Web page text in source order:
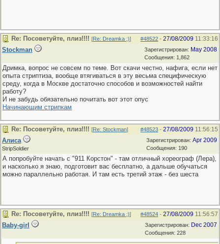
#48522 - 27/08/2009 11:33:16
Re: Посоветуйте, плиз!!!! [Re: Dreamka ;)]
Зарегистрирован: May 2008
Сообщения: 1,862
Stockman
Дримка, вопрос не совсем по теме. Вот скачи честно, нафига, если нет
опыта стриптиза, вообще втягиваться в эту весьма специфическую
среду, когда в Москве достаточно способов и возможностей найти
работу?
И не забудь обязательно почитать вот этот опус
Начинающим стрипкам
#48523 - 27/08/2009 11:56:15
Re: Посоветуйте, плиз!!!! [Re: Stockman]
Зарегистрирован: Apr 2009
Сообщения: 190
Алиса
StripSoldier
А попробуйте начать с "911 Корстон" - там отличный хореограф (Лера),
и насколько я знаю, подготовит вас бесплатно, а дальше обучаться
можно параллельно работая. И там есть третий этаж - без шеста
#48524 - 27/08/2009 11:56:57
Re: Посоветуйте, плиз!!!! [Re: Dreamka ;)]
Зарегистрирован: Dec 2007
Сообщения: 228
Baby-girl